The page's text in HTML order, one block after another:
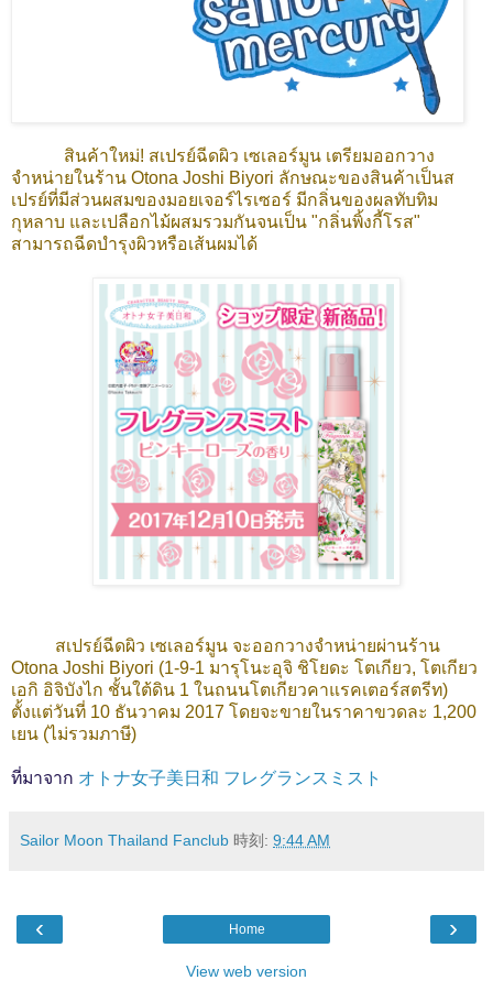
สินค้าใหม่! สเปรย์ฉีดผิว เซเลอร์มูน เตรียมออกวาง
จำหน่ายในร้าน Otona Joshi Biyori ลักษณะของสินค้าเป็นส
เปรย์ที่มีส่วนผสมของมอยเจอร์ไรเซอร์ มีกลิ่นของผลทับทิม
กุหลาบ และเปลือกไม้ผสมรวมกันจนเป็น "กลิ่นพิ้งกี้โรส"
สามารถฉีดบำรุงผิวหรือเส้นผมได้
สเปรย์ฉีดผิว เซเลอร์มูน จะออกวางจำหน่ายผ่านร้าน
Otona Joshi Biyori (1-9-1 มารุโนะอุจิ ชิโยดะ โตเกียว, โตเกียว
เอกิ อิจิบังไก ชั้นใต้ดิน 1 ในถนนโตเกียวคาแรคเตอร์สตรีท)
ตั้งแต่วันที่ 10 ธันวาคม 2017 โดยจะขายในราคาขวดละ 1,200
เยน (ไม่รวมภาษี)
ที่มาจาก オトナ女子美日和 フレグランスミスト
Sailor Moon Thailand Fanclub 時刻: 9:44 AM
‹ ›
Home
View web version